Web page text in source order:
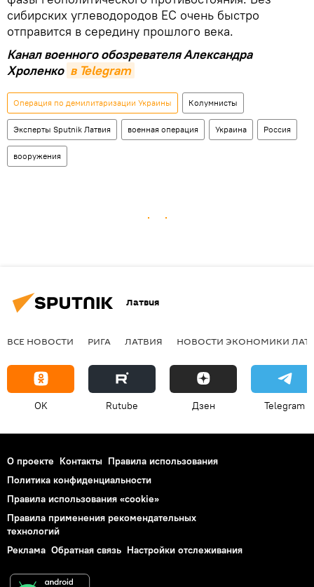
сибирских углеводородов ЕС очень быстро
отправится в середину прошлого века.
Канал военного обозревателя Александра
Хроленко в Telegram
Операция по демилитаризации Украины Колумнисты
Эксперты Sputnik Латвия военная операция Украина Россия
вооружения
Латвия
ВСЕ НОВОСТИ РИГА ЛАТВИЯ НОВОСТИ ЭКОНОМИКИ
OK Rutube Дзен Telegram
О проекте Контакты Правила использования
Политика конфиденциальности
Правила использования «cookie»
Правила применения рекомендательных
технологий
Реклама Обратная связь Настройки отслеживания